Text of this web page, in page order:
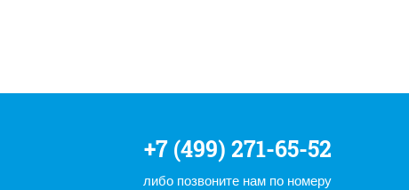
+7 (499) 271-65-52
либо позвоните нам по номеру